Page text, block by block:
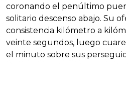
coronando el penúltimo
solitario descenso abajo. Su
consistencia kilómetro a
veinte segundos, luego
el minuto sobre sus